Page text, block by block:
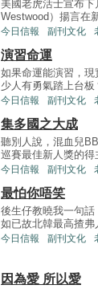
美國老虎活士宣布
Westwood）揚言在
今日信報 副刊文化
演習命運
如果命運能演習，
少人有勇氣踏上台板
今日信報 副刊文化
集多國之大成
聽別人說，混血兒
巡賽最佳新人獎的得
今日信報 副刊文化
最怕你唔笑
後生仔教曉我一句
如已故北韓最高揸弗
今日信報 副刊文化
因為愛 所以愛